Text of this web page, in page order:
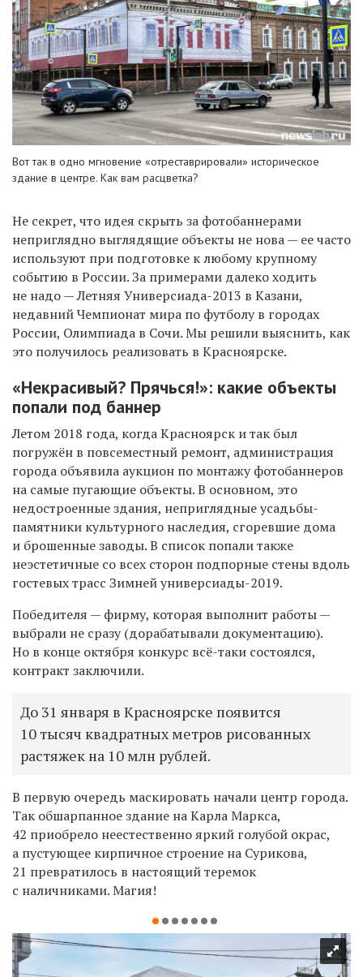
Вот так в одно мгновение «отреставрировали» историческое
здание в центре. Как вам расцветка?
Не секрет, что идея скрыть за фотобаннерами
неприглядно выглядящие объекты не нова — ее часто
используют при подготовке к любому крупному
событию в России. За примерами далеко ходить
не надо — Летняя Универсиада-2013 в Казани,
недавний Чемпионат мира по футболу в городах
России, Олимпиада в Сочи. Мы решили выяснить, как
это получилось реализовать в Красноярске.
«Некрасивый? Прячься!»: какие объекты
попали под баннер
Летом 2018 года, когда Красноярск и так был
погружён в повсеместный ремонт, администрация
города объявила аукцион по монтажу фотобаннеров
на самые пугающие объекты. В основном, это
недостроенные здания, неприглядные усадьбы-
памятники культурного наследия, сгоревшие дома
и брошенные заводы. В список попали также
неэстетичные со всех сторон подпорные стены вдоль
гостевых трасс Зимней универсиады-2019.
Победителя — фирму, которая выполнит работы —
выбрали не сразу (дорабатывали документацию).
Но в конце октября конкурс всё-таки состоялся,
контракт заключили.
До 31 января в Красноярске появится
10 тысяч квадратных метров рисованных
растяжек на 10 млн рублей.
В первую очередь маскировать начали центр города.
Так обшарпанное здание на Карла Маркса,
42 приобрело неестественно яркий голубой окрас,
а пустующее кирпичное строение на Сурикова,
21 превратилось в настоящий теремок
с наличниками. Магия!